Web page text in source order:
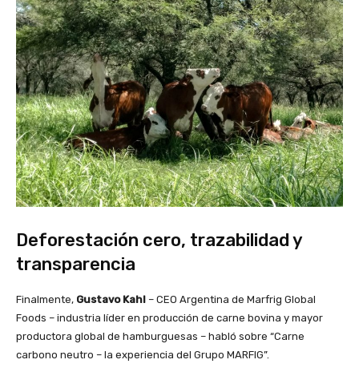
Deforestación cero, trazabilidad y
transparencia
Finalmente, Gustavo Kahl – CEO Argentina de Marfrig Global
Foods – industria líder en producción de carne bovina y mayor
productora global de hamburguesas – habló sobre “Carne
carbono neutro – la experiencia del Grupo MARFIG”.